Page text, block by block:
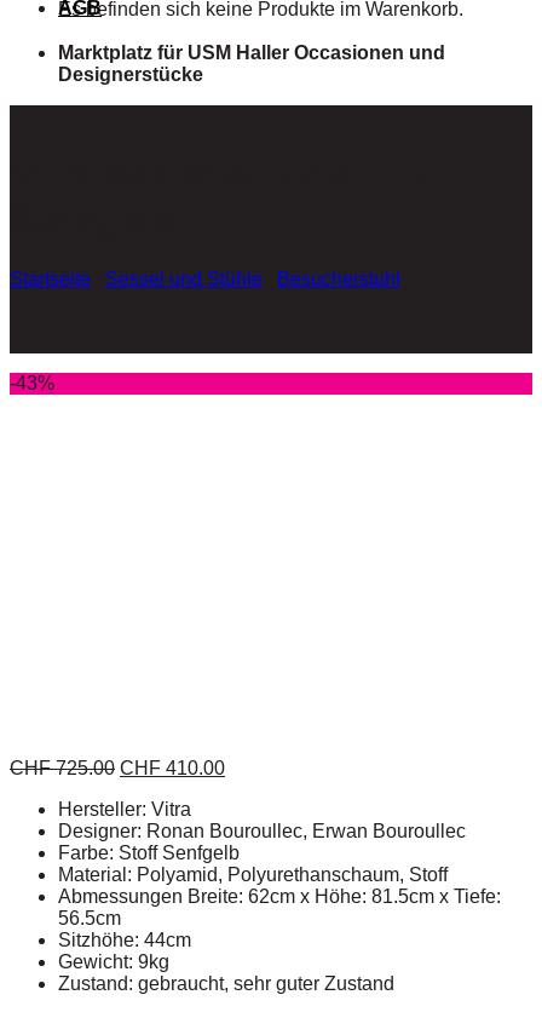
Es befinden sich keine Produkte im Warenkorb.
AGB
Marktplatz für USM Haller Occasionen und
Designerstücke
Startseite Sessel und Stühle Besucherstuhl
-43%
CHF725.00 CHF 410.00
Hersteller: Vitra
Designer: Ronan Bouroullec, Erwan Bouroullec
Farbe: Stoff Senfgelb
Material: Polyamid, Polyurethanschaum, Stoff
Abmessungen Breite: 62cm x Höhe: 81.5cm x Tiefe:
56.5cm
Sitzhöhe: 44cm
Gewicht: 9kg
Zustand: gebraucht, sehr guter Zustand